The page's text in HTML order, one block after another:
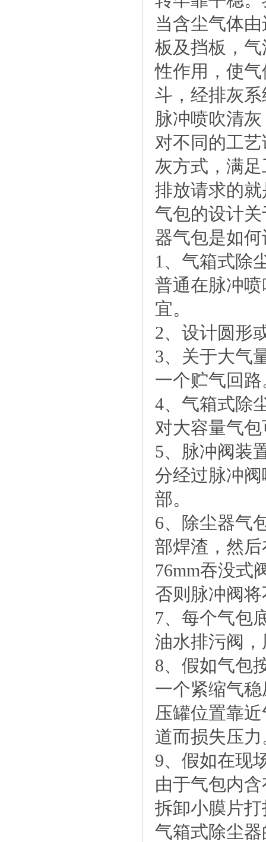
当含尘气体
板及挡板，
性作用，使
斗，经排灰
脉冲喷吹清
对不同的工
灰方式，满
排放请求的
气包的设计
器气包是如
1、气箱式除
普通在脉冲
宜。
2、设计圆形
3、关于大气
一个贮气回路
4、气箱式除
对大容量气
5、脉冲阀装
分经过脉冲
部。
6、除尘器气
部焊渣，然
76mm吞没式
否则脉冲阀
7、每个气包
油水排污阀
8、假如气包
一个紧缩气
压罐位置靠
道而损失压力
9、假如在现
由于气包内
拆卸小膜片
气箱式除尘